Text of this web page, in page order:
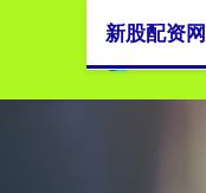
新股配资网